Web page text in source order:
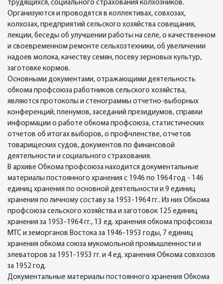
трудящихся, социального страхования колхозников.
Организуются и проводятся в коллективах, совхозах,
колхозах, предприятий сельского хозяйства совещания,
лекции, беседы об улучшении работы на селе, о качественном
и своевременном ремонте сельхозтехники, об увеличении
надоев молока, качеству семян, посеву зерновых культур,
заготовке кормов.
Основными документами, отражающими деятельность
обкома профсоюза работников сельского хозяйства,
являются протоколы и стенограммы отчетно-выборных
конференций, пленумов, заседаний президиумов, справки
информации о работе обкома профсоюза, статистических
отчетов об итогах выборов, о профчленстве, отчетов
товарищеских судов, документов по финансовой
деятельности и социального страхования.
В архиве Обкома профсоюза находится документальные
материалы постоянного хранения с 1946 по 1964 год - 146
единиц хранения по основной деятельности и 9 единиц
хранения по личному составу за 1953-1964 гг.. Из них Обкома
профсоюза сельского хозяйства и заготовок 125 единиц
хранения за 1953-1964 гг., 13 ед. хранения обкома профсоюза
МТС и земорганов Востока за 1946-1953 годы, 7 единиц
хранения обкома союза мукомольной промышленности и
элеваторов за 1951-1953 гг. и 4 ед. хранения Обкома совхозов
за 1952 год.
Документальные материалы постоянного хранения Обкома